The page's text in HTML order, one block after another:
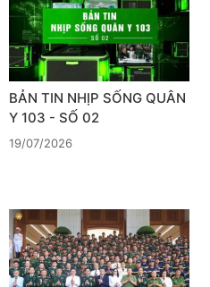
BẢN TIN NHỊP SỐNG QUÂN
Y 103 - SỐ 02
19/07/2026